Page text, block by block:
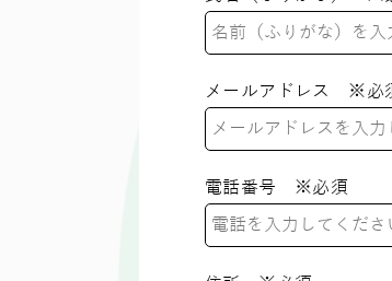
メールアドレス ※必
電話番号 ※必須